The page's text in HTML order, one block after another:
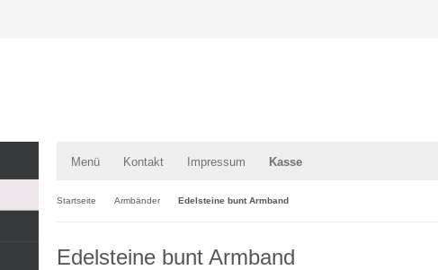
Menü Kontakt Impressum Kasse
Startseite Armbänder Edelsteine bunt Armband
Edelsteine bunt Armband